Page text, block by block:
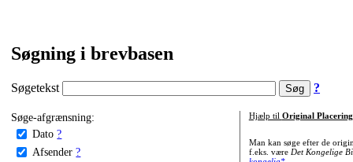
Søgning i brevbasen
Søgetekst ?
Søge-afgrænsning:
Dato ?
Afsender ?
Hjælp til Original Placering
Man kan søge efter de
f.eks. være Det Kongelige